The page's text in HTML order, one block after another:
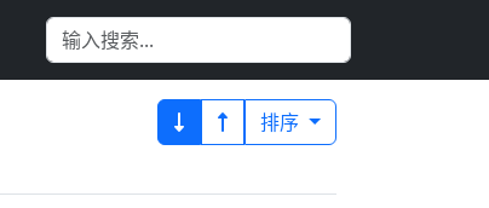
排序